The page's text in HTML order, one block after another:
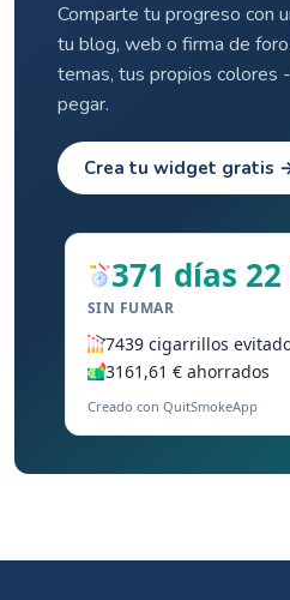
Comparte tu progreso con
tu blog, web o firma de
temas, tus propios colores
pegar.
Crea tu widget gratis
371 días
SIN FUMAR
7439 cigarrillos
3161,61 € ahorrados
Creado con QuitSmokeApp